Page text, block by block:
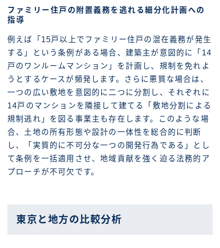
ファミリー住戸の附置義務を逃れる細分化計画への
指導
例えば「15戸以上でファミリー住戸の混在義務が発生
する」という条例がある場合、建築主が意図的に「14
戸のワンルームマンション」を計画し、規制を免れよ
うとするケースが頻発します。さらに悪質な場合は、
一つの広い敷地を意図的に二つに分割し、それぞれに
14戸のマンションを隣接して建てる「敷地分割による
規制逃れ」を図る事業主も存在します。このような場
合、土地の所有形態や設計の一体性を総合的に判断
し、「実質的に不可分な一つの開発行為である」とし
て条例を一括適用させ、地域貢献を強く迫る法務的ア
プローチが不可欠です。
東京と地方の比較分析